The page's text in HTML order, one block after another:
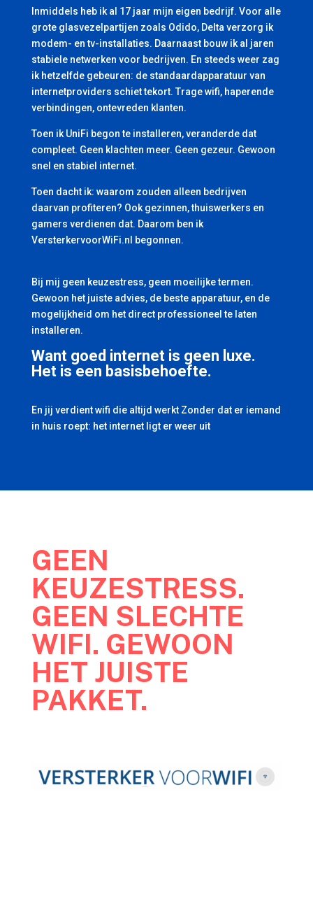
Inmiddels heb ik al 17 jaar mijn eigen bedrijf. Voor alle
grote glasvezelpartijen zoals Odido, Delta verzorg ik
modem- en tv-installaties. Daarnaast bouw ik al jaren
stabiele netwerken voor bedrijven. En steeds weer zag
ik hetzelfde gebeuren: de standaardapparatuur van
internetproviders schiet tekort. Trage wifi, haperende
verbindingen, ontevreden klanten.
Toen ik UniFi begon te installeren, veranderde dat
compleet. Geen klachten meer. Geen gezeur. Gewoon
snel en stabiel internet.
Toen dacht ik: waarom zouden alleen bedrijven
daarvan profiteren? Ook gezinnen, thuiswerkers en
gamers verdienen dat. Daarom ben ik
VersterkervoorWiFi.nl begonnen.
Bij mij geen keuzestress, geen moeilijke termen.
Gewoon het juiste advies, de beste apparatuur, en de
mogelijkheid om het direct professioneel te laten
installeren.
Want goed internet is geen luxe.
Het is een basisbehoefte.
En jij verdient wifi die altijd werkt Zonder dat er iemand
in huis roept: het internet ligt er weer uit
GEEN
KEUZESTRESS.
GEEN SLECHTE
WIFI. GEWOON
HET JUISTE
PAKKET.